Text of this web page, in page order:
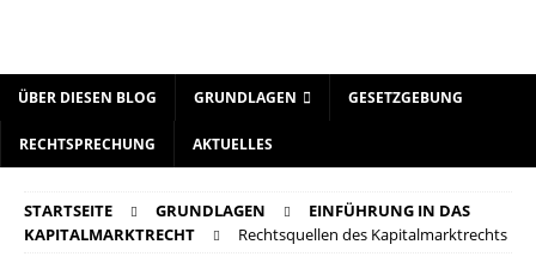
ÜBER DIESEN BLOG GRUNDLAGEN GESETZGEBUNG
RECHTSPRECHUNG AKTUELLES
STARTSEITE GRUNDLAGEN
EINFÜHRUNG IN DAS
KAPITALMARKTRECHT
Rechtsquellen des Kapitalmarktrechts